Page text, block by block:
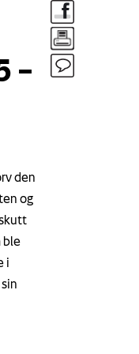
–
den
og
ble
i